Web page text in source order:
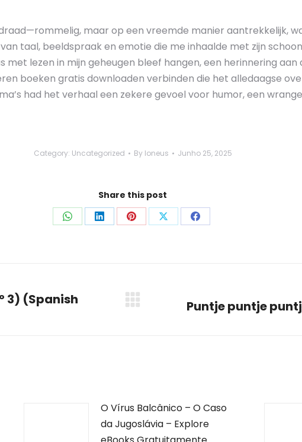
maar op een vreemde manier aantrekkelijk,
taal, beeldspraak en emotie die me inhaalde met zijn
lezen in mijn geheugen bleef hangen, een herinnering
boeken gratis downloaden verbinden die het alledaagse
had het verhaal een zekere gevoel voor humor, een
Category: Uncategorized By loneus Junho 25, 2025
Share this post
Share Share Share Share Share
3) (Spanish Puntje puntje
O Vírus Balcânico – O Caso
da Jugoslávia – Explore